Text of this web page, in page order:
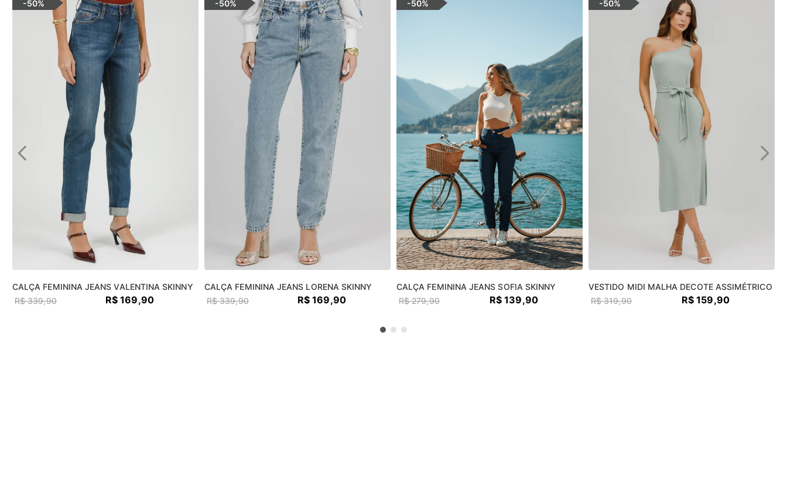
-50%
CALÇA FEMININA JEANS VALENTINA SKINNY
R$ 339,90 R$ 169,90
-50%
CALÇA FEMININA JEANS LORENA SKINNY
R$ 339,90 R$ 169,90
-50%
CALÇA FEMININA JEANS SOFIA SKINNY
R$ 279,90 R$ 139,90
-50%
VESTIDO MIDI MALHA DECOTE ASSIMÉTRICO
R$ 319,90 R$ 159,90